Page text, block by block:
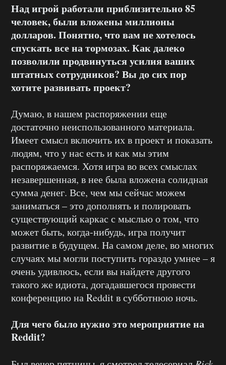
Над игрой работали приблизительно 85
человек, были вложены миллионы
долларов. Понятно, что вам не хотелось
спускать все на тормозах. Как далеко
позволили продвинуться усилия ваших
штатных сотрудников? Вы до сих пор
хотите развивать проект?
Думаю, в нашем распоряжении еще
достаточно неиспользованного материала.
Имеет смысл включить их в проект и показать
людям, что у нас есть и как мы этим
распоряжаемся. Хотя игра во всех смыслах
незавершенная, в нее была вложена солидная
сумма денег. Все, чем мы сейчас можем
заниматься – это дополнять и полировать
существующий каркас с мыслью о том, что
может быть, когда-нибудь, игра получит
развитие в будущем. На самом деле, во многих
случаях мы могли поступить гораздо умнее – я
очень удивлюсь, если вы найдете другого
такого же идиота, догадавшегося провести
конференцию на Reddit в субботнюю ночь.
Для чего было нужно это мероприятие на
Reddit?